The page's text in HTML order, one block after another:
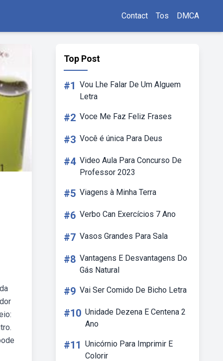
Contact Tos DMCA
Top Post
#1 Vou Lhe Falar De Um Alguem
Letra
#2 Voce Me Faz Feliz Frases
#3 Você é única Para Deus
#4 Video Aula Para Concurso De
Professor 2023
#5 Viagens à Minha Terra
#6 Verbo Can Exercícios 7 Ano
#7 Vasos Grandes Para Sala
#8 Vantagens E Desvantagens Do
Gás Natural
#9 Vai Ser Comido De Bicho Letra
#10 Unidade Dezena E Centena 2
Ano
#11 Unicórnio Para Imprimir E
Colorir